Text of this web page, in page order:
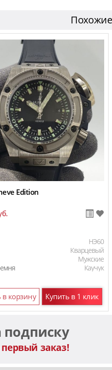
Edition
HЭ60
Кварцевый
Мужские
Каучук
корзину Купить в 1 клик
первый заказ!